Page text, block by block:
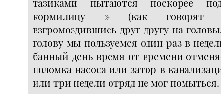
тазиками пытаются поскорее
кормилицу » (как говорят
взгромоздившись друг другу на
голову мы пользуемся один раз в
банный день время от времени
поломка насоса или затор в
или три недели отряд не мог помыться.